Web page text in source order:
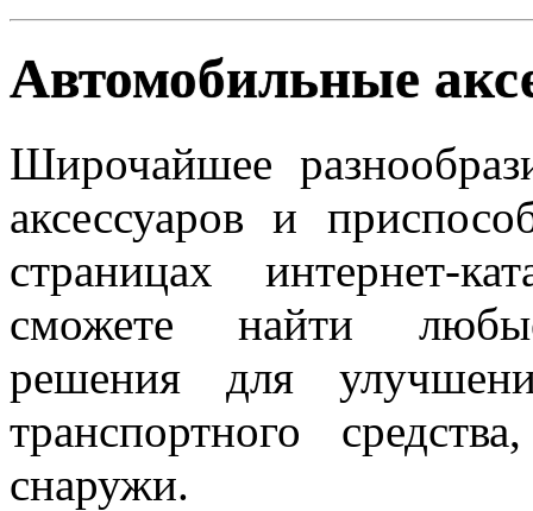
Автомобильные
Широчайшее
аксессуаров и
страницах интернет-
сможете найти любые
решения для
транспортного
снаружи.